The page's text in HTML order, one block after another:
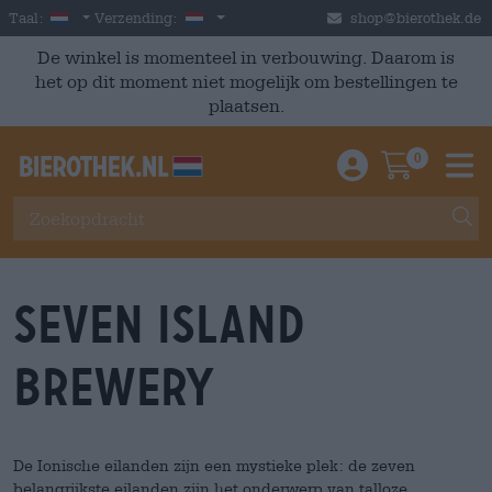
Skip to main content
Taal: Dutch
Verzending: Nederland shop@bierothek.de
De winkel is momenteel in verbouwing. Daarom is
het op dit moment niet mogelijk om bestellingen te
plaatsen.
Einloggen /
0
Seven Island
Brewery
De Ionische eilanden zijn een mystieke plek: de zeven
belangrijkste eilanden zijn het onderwerp van talloze